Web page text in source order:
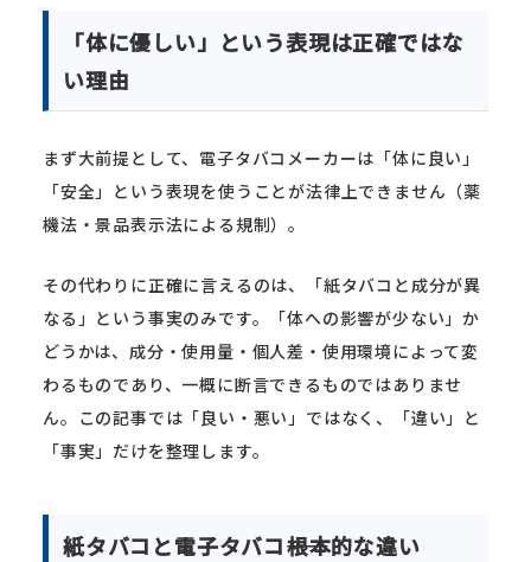
「体に優しい」という表現は正確ではな
い理由
まず大前提として、電子タバコメーカーは「体に良い」
「安全」という表現を使うことが法律上できません（薬
機法・景品表示法による規制）。
その代わりに正確に言えるのは、「紙タバコと成分が異
なる」という事実のみです。「体への影響が少ない」か
どうかは、成分・使用量・個人差・使用環境によって変
わるものであり、一概に断言できるものではありませ
ん。この記事では「良い・悪い」ではなく、「違い」と
「事実」だけを整理します。
紙タバコと電子タバコ――根本的な違い